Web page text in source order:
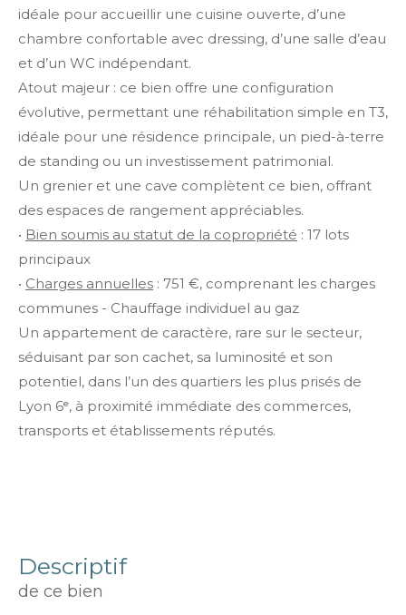
idéale pour accueillir une cuisine ouverte, d’une
chambre confortable avec dressing, d’une salle d’eau
et d’un WC indépendant.
Atout majeur : ce bien offre une configuration
évolutive, permettant une réhabilitation simple en T3,
idéale pour une résidence principale, un pied-à-terre
de standing ou un investissement patrimonial.
Un grenier et une cave complètent ce bien, offrant
des espaces de rangement appréciables.
• Bien soumis au statut de la copropriété : 17 lots
principaux
• Charges annuelles : 751 €, comprenant les charges
communes - Chauffage individuel au gaz
Un appartement de caractère, rare sur le secteur,
séduisant par son cachet, sa luminosité et son
potentiel, dans l’un des quartiers les plus prisés de
Lyon 6ᵉ, à proximité immédiate des commerces,
transports et établissements réputés.
descriptif
de ce bien